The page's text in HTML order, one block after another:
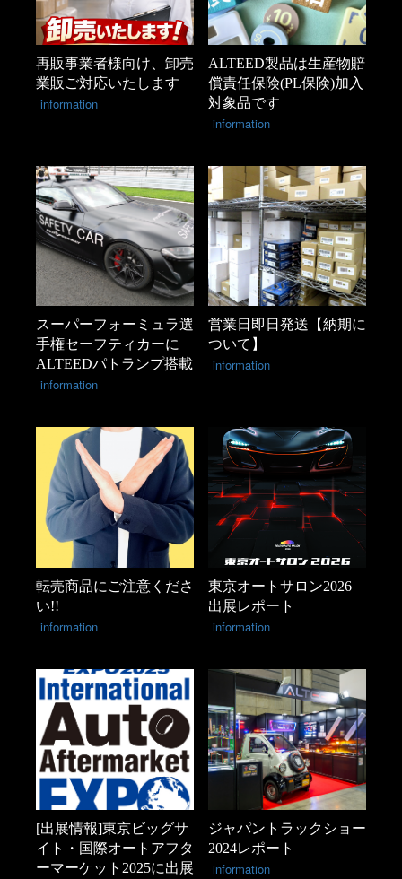
再販事業者様向け、卸売
業販ご対応いたします
information
ALTEED製品は生産物賠
償責任保険(PL保険)加入
対象品です
information
スーパーフォーミュラ選
手権セーフティカーに
ALTEEDパトランプ搭載
information
営業日即日発送【納期に
ついて】
information
転売商品にご注意くださ
い!!
information
東京オートサロン2026
出展レポート
information
[出展情報]東京ビッグサ
イト・国際オートアフタ
ーマーケット2025に出展
ジャパントラックショー
2024レポート
information